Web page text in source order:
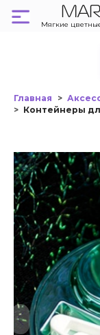
Мягкие
Главная
Контейнеры